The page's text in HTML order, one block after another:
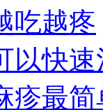
吃越疼
以快速
疹最